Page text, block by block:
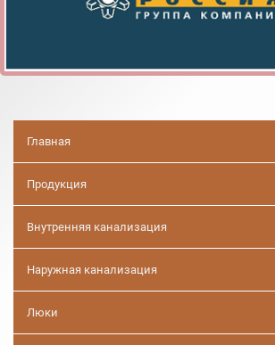
Главная
Продукция
Внутренняя канализация
Наружная канализация
Люки